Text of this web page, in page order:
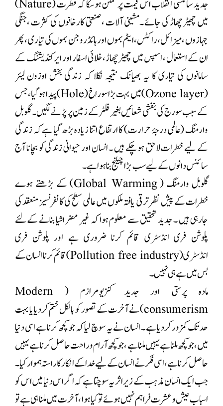
جدید سائنسی انقلاب اس قیمت پر ممکن ہوسکا کہ فطرت (Nature)
میں چھیڑ چھاڑ کی جائے ۔مشینی آلات ، صنعتی کارخانوں کی کثرت ،جنگی
جہازوں ،میزائل،راکٹس،ایٹم بموں اور ہائڈروجن بموں کی تیاری ،پھر
ان کے استعمال ، اسپس میں چھیڑچھاڑ،خلائی اسفار اور ایرکنڈیشنگ کے
سامانوں کی تیاری کا یہ بھیانک نتیجہ نکلا کہ زندگی بخش اوزون لیئر
(Ozone layer) میں بہت بڑا سوراخ (Hole) پیدا ہوگیا ، جس
کے سبب سورج کی بنفشی شعائیں بغیر فلٹر کے زمین پر پڑنے لگیں۔ گلوبل
وارمنگ (عالمی درجۂ حرارت) کا ارتفاع اتنا زیادہ بڑھ گیا ہے کہ زندگی
کے لیے خطرات لاحق ہوچکے ہیں ۔ انسان اور حیوانی زندگی کو بچانا آج
سائنس دانوں کے لیے سب بڑا چیلنج بناہوا ہے ۔
گلوبل وارمنگ ( Global Warming) کے بڑھتے ہوے
خطرات کے پیش نظر ترقی یافتہ ملکوں میں عالمی سطح کی کانفرنسیز منعقد کی
جارہی ہیں ۔ جدید تحقیق سے معلوم ہوا کہ غیر مضر اشیا بنانے کےلئے
پلوشن فری انڈسٹری قائم کرنا ضروری ہے اور پلوشن فری
انڈسٹری(Pollution free industry) قائم کرنا انسان کے
بس میں ہے ہی نہیں ۔
مادہ پرستی اور جدید کنزیومرازم ( Modern
consumerism) نے آخرت کے تصور کو بالکل ختم کردیا یا بہت
حد تک کمزور کردیا ہے ۔ انسان نے یہ سوچ لیا کہ جو کچھ کرنا ہے اسی دنیا
میں ، جو کچھ ملنا ہے یہیں ملنا ہے ،جو کچھ آرام و راحت حاصل کرنا ہے یہیں
حاصل کرنا ہے ،اسی فکر نے انسان کے لیے خدا کے انکار کا راستہ ہموار کیا۔
جب ایک انسان مذہب کے زیر اثر یہ سوچتا ہے کہ اگر اس دنیا میں اس کو
اسباب عیش و عشرت فراہم نہیں ہوئے توکیا ہوا ، آخرت میں ملنا ہی ہے تو